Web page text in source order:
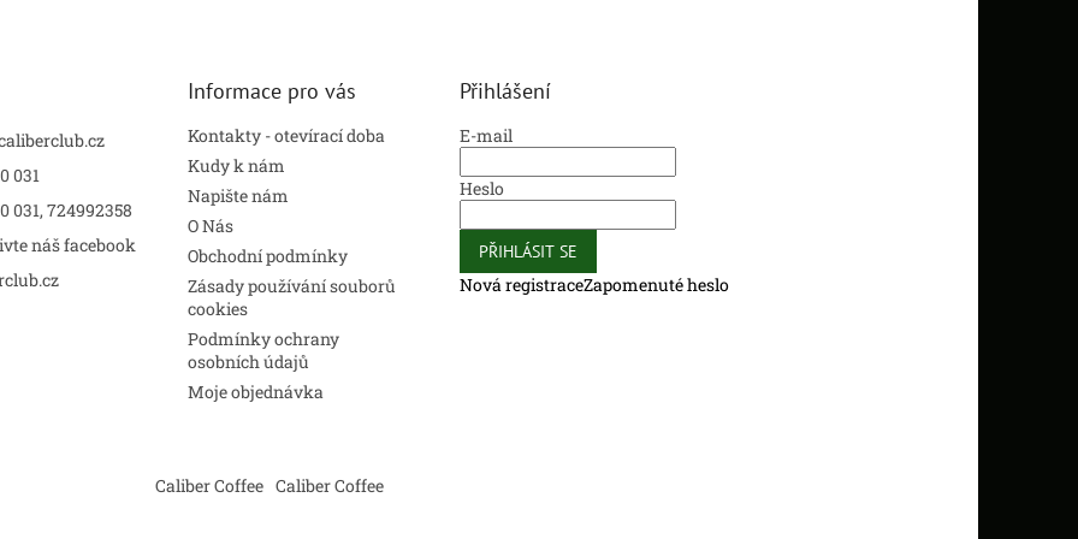
031
031, 724992358
náš facebook
Informace pro vás
Kontakty - otevírací doba
Kudy k nám
Napište nám
O Nás
Obchodní podmínky
Zásady používání souborů
cookies
Podmínky ochrany
osobních údajů
Moje objednávka
Přihlášení
E-mail
Heslo
PŘIHLÁSIT SE
Nová registraceZapomenuté heslo
Caliber Coffee Caliber Coffee